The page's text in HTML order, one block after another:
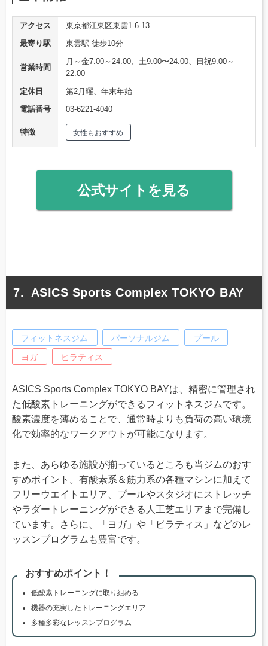
アクセス
東京都江東区東雲1-6-13
最寄り駅
東雲駅 徒歩10分
営業時間
月～金7:00～24:00、土9:00〜24:00、日祝9:00～
22:00
定休日
第2月曜、年末年始
電話番号
03-6221-4040
特徴 女性もおすすめ
公式サイトを見る
ASICS Sports Complex TOKYO BAY
フィットネスジム パーソナルジム プール
ヨガ ピラティス
ASICS Sports Complex TOKYO BAYは、精密に管理され
た低酸素トレーニングができるフィットネスジムです。
酸素濃度を薄めることで、通常時よりも負荷の高い環境
化で効率的なワークアウトが可能になります。
また、あらゆる施設が揃っているところも当ジムのおす
すめポイント。有酸素系＆筋力系の各種マシンに加えて
フリーウエイトエリア、プールやスタジオにストレッチ
やラダートレーニングができる人工芝エリアまで完備し
ています。さらに、「ヨガ」や「ピラティス」などのレ
ッスンプログラムも豊富です。
おすすめポイント！
低酸素トレーニングに取り組める
機器の充実したトレーニングエリア
多種多彩なレッスンプログラム